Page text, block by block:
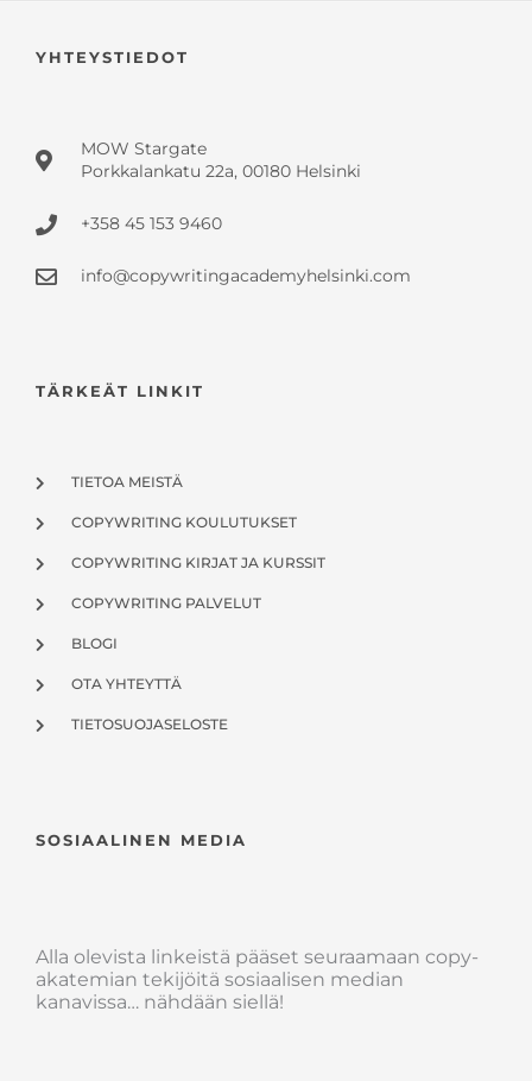
SOSIAALINEN MEDIA
Alla olevista linkeistä pääset seuraamaan copy-
akatemian tekijöitä sosiaalisen median
kanavissa… nähdään siellä!
TÄRKEÄT LINKIT
TIETOA MEISTÄ
COPYWRITING KOULUTUKSET
COPYWRITING KIRJAT JA KURSSIT
COPYWRITING PALVELUT
BLOGI
OTA YHTEYTTÄ
TIETOSUOJASELOSTE
YHTEYSTIEDOT
MOW Stargate
Porkkalankatu 22a, 00180 Helsinki
+358 45 153 9460
info@copywritingacademyhelsinki.com